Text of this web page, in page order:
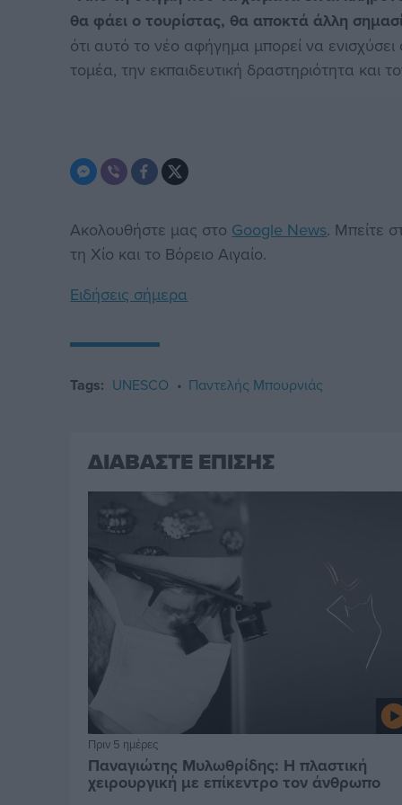
θα φάει ο τουρίστας, θα αποκτά άλλη
ότι αυτό το νέο αφήγημα μπορεί να
τομέα, την εκπαιδευτική δραστηριότητα και
Ακολουθήστε μας στο Google News. Μπείτε
τη Χίο και το Βόρειο Αιγαίο.
Ειδήσεις σήμερα
Tags: UNESCO Παντελής Μπουρνιάς
ΔΙΑΒΑΣΤΕ ΕΠΙΣΗΣ
Πριν 5 ημέρες
Παναγιώτης Μυλωθρίδης: Η πλαστική
χειρουργική με επίκεντρο τον άνθρωπο